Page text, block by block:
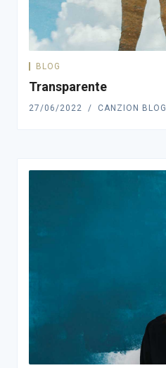
BLOG
Transparente
27/06/2022 CANZION BLOG